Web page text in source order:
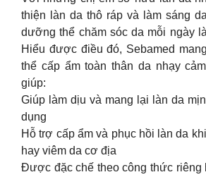
thiện làn da thô ráp và làm sáng
dưỡng thể chăm sóc da mỗi ngày
Hiểu được điều đó, Sebamed
thể cấp ẩm toàn thân da nhạy
giúp:
Giúp làm dịu và mang lại làn da
dụng
Hỗ trợ cấp ẩm và phục hồi làn da
hay viêm da cơ địa
Được đặc chế theo công thức riêng